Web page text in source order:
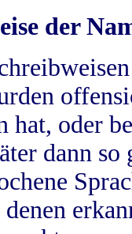
der
hat, oder
dann